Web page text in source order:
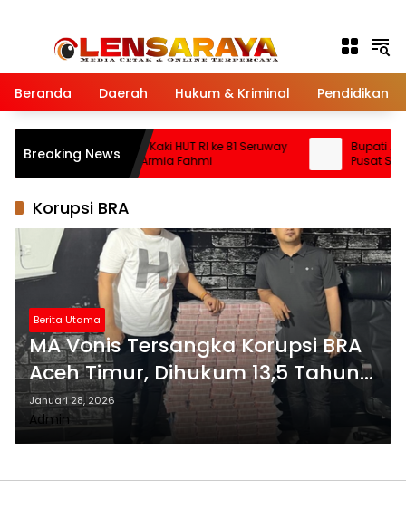
Beranda Daerah Hukum & Kriminal Pendidikan
Breaking News
Turnamen Bola Kaki HUT RI ke 81 Seruway
Dibuka Bupati Armia Fahmi
Bupati
Pusat
Tamiang,
Korupsi BRA
Berita Utama
MA Vonis Tersangka Korupsi BRA
Aceh Timur, Dihukum 13,5 Tahun
Penjara
Januari 28, 2026
Admin